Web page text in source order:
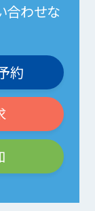
合わせな
約